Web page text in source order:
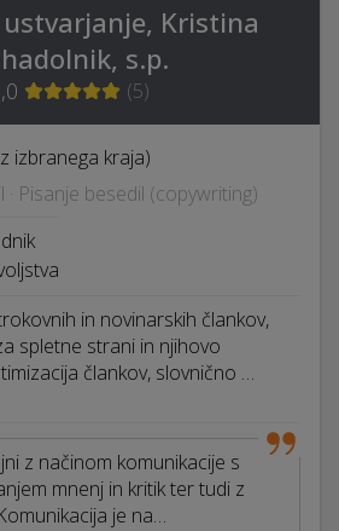
Kristina
s.p.
(5)
izbranega kraja)
Pisanje besedil (copywriting)
in novinarskih člankov,
spletne strani in njihovo
člankov, slovnično …
z načinom komunikacije s
mnenj in kritik ter tudi z
je na…